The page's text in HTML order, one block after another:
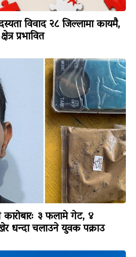
विवाद २८ जिल्लामा कायमै,
प्रभावित
३ फलामे गेट, ४
धन्दा चलाउने युवक पक्राउ